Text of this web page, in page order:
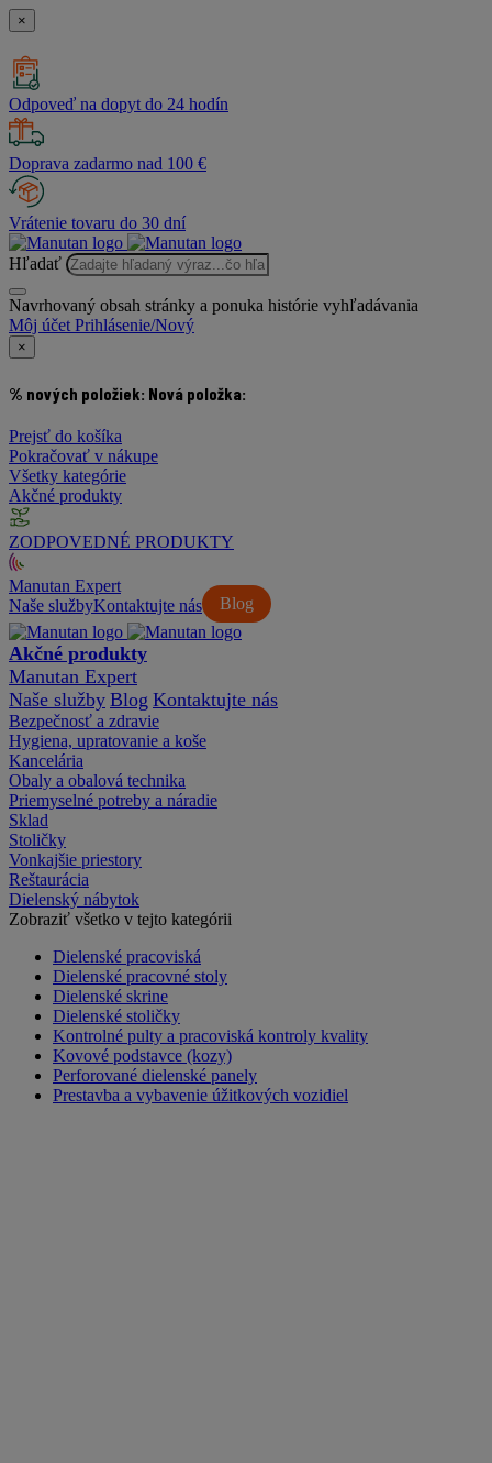
×
Odpoveď na dopyt do 24 hodín
Doprava zadarmo nad 100 €
Vrátenie tovaru do 30 dní
Hľadať
Navrhovaný obsah stránky a ponuka histórie vyhľadávania
Môj účet Prihlásenie/Nový
×
% nových položiek: Nová položka:
Prejsť do košíka
Pokračovať v nákupe
Všetky kategórie
Akčné produkty
ZODPOVEDNÉ PRODUKTY
Manutan Expert
Naše služby
Blog
Kontaktujte nás
Akčné produkty
Manutan Expert
Naše služby Blog Kontaktujte nás
Bezpečnosť a zdravie
Hygiena, upratovanie a koše
Kancelária
Obaly a obalová technika
Priemyselné potreby a náradie
Sklad
Stoličky
Vonkajšie priestory
Reštaurácia
Dielenský nábytok
Zobraziť všetko v tejto kategórii
Dielenské pracoviská
Dielenské pracovné stoly
Dielenské skrine
Dielenské stoličky
Kontrolné pulty a pracoviská kontroly kvality
Kovové podstavce (kozy)
Perforované dielenské panely
Prestavba a vybavenie úžitkových vozidiel